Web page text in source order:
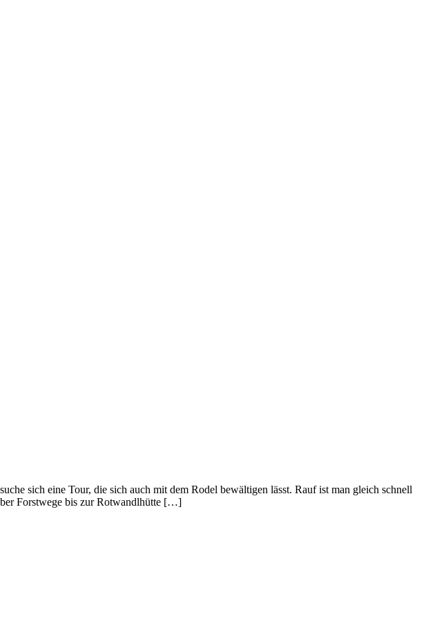
sich eine Tour, die sich auch mit dem Rodel bewältigen lässt. Rauf ist man gleich schnell
Forstwege bis zur Rotwandlhütte […]